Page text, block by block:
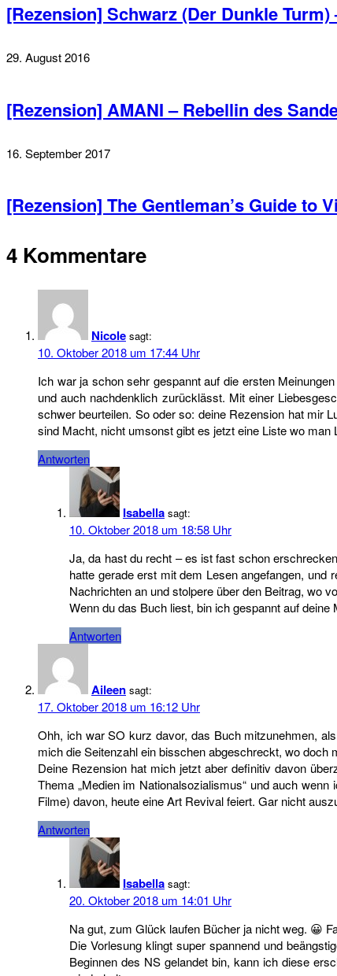
[Rezension] Schwarz (Der Dunkle
29. August 2016
[Rezension] AMANI – Rebellin des
16. September 2017
[Rezension] The Gentleman’s Guide to
4 Kommentare
Nicole sagt:
10. Oktober 2018 um 17:44 Uhr
Ich war ja schon sehr gespannt auf die ersten
und auch nachdenklich zurücklässt. Mit einer
schwer beurteilen. So oder so: deine Rezension hat mir
sind Macht, nicht umsonst gibt es jetzt eine Liste wo
Antworten
Isabella sagt:
10. Oktober 2018 um 18:58 Uhr
Ja, da hast du recht – es ist fast schon
hatte gerade erst mit dem Lesen angefangen,
Nachrichten an und stolpere über den Beitrag, wo
Wenn du das Buch liest, bin ich gespannt auf deine
Antworten
Aileen sagt:
17. Oktober 2018 um 16:12 Uhr
Ohh, ich war SO kurz davor, das Buch mitzunehmen,
mich die Seitenzahl ein bisschen abgeschreckt, wo doch
Deine Rezension hat mich jetzt aber definitiv davon
Thema „Medien im Nationalsozialismus“ und auch
Filme) davon, heute eine Art Revival feiert. Gar nicht
Antworten
Isabella sagt:
20. Oktober 2018 um 14:01 Uhr
Na gut, zum Glück laufen Bücher ja nicht weg. 😀
Die Vorlesung klingt super spannend und
Beginnen des NS gelandet bin, kann ich diese